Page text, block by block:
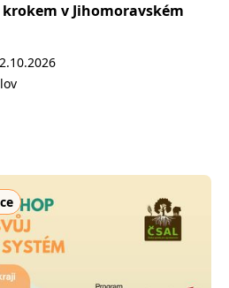
v Jihomoravském